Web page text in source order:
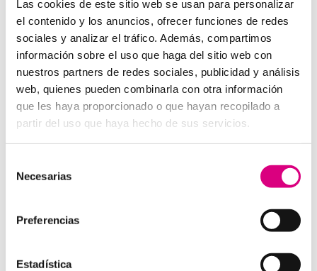
Las cookies de este sitio web se usan para personalizar
el contenido y los anuncios, ofrecer funciones de redes
sociales y analizar el tráfico. Además, compartimos
información sobre el uso que haga del sitio web con
nuestros partners de redes sociales, publicidad y análisis
web, quienes pueden combinarla con otra información
que les haya proporcionado o que hayan recopilado a
partir del uso que haya hecho de sus servicios.
Necesarias
Preferencias
Estadística
factores (2FA): una capa
adicional de seguridad en
la protección antivirus
No se trata de elegir entre antivirus o autenticación: la
combinación es lo que marca la diferencia. Con un
software como
, que ofrece rapidez,
detección avanzada y facilidad de uso, y la activación
de la 2FA en tus principales servicios, estarás cubierto
frente a las amenazas más comunes en la actualidad.
Recuerda que los ciberdelincuentes no descansan y
cualquier momento. Añadir la autenticación de dos
seguridad.